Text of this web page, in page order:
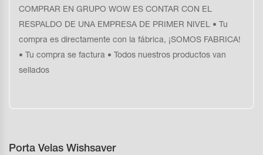
COMPRAR EN GRUPO WOW ES CONTAR CON EL
RESPALDO DE UNA EMPRESA DE PRIMER NIVEL • Tu
compra es directamente con la fábrica, ¡SOMOS FABRICA!
• Tu compra se factura • Todos nuestros productos van
sellados
Porta Velas Wishsaver